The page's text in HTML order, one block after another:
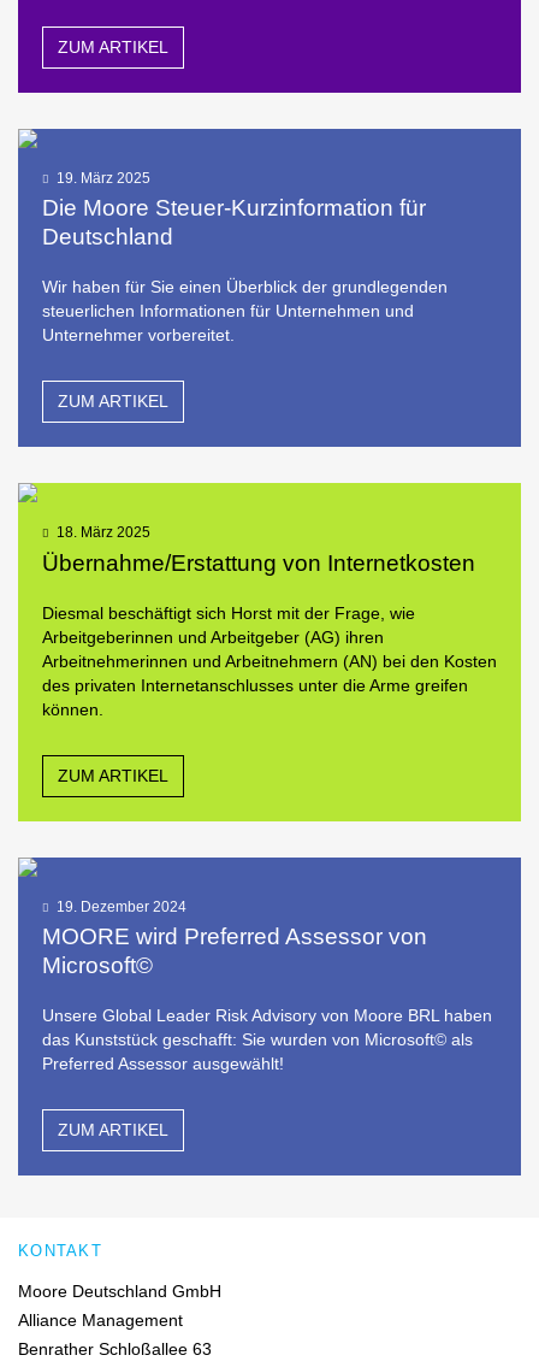
ZUM ARTIKEL
19. März 2025
Die Moore Steuer-Kurzinformation für
Deutschland
Wir haben für Sie einen Überblick der grundlegenden
steuerlichen Informationen für Unternehmen und
Unternehmer vorbereitet.
ZUM ARTIKEL
18. März 2025
Übernahme/Erstattung von Internetkosten
Diesmal beschäftigt sich Horst mit der Frage, wie
Arbeitgeberinnen und Arbeitgeber (AG) ihren
Arbeitnehmerinnen und Arbeitnehmern (AN) bei den Kosten
des privaten Internetanschlusses unter die Arme greifen
können.
ZUM ARTIKEL
19. Dezember 2024
MOORE wird Preferred Assessor von
Microsoft©
Unsere Global Leader Risk Advisory von Moore BRL haben
das Kunststück geschafft: Sie wurden von Microsoft© als
Preferred Assessor ausgewählt!
ZUM ARTIKEL
KONTAKT
Moore Deutschland GmbH
Alliance Management
Benrather Schloßallee 63